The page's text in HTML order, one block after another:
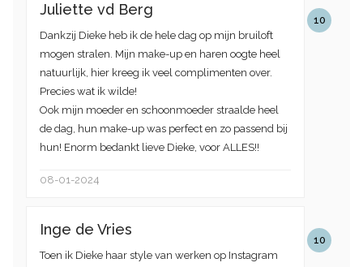
10
Juliette vd Berg
Dankzij Dieke heb ik de hele dag op mijn bruiloft
mogen stralen. Mijn make-up en haren oogte heel
natuurlijk, hier kreeg ik veel complimenten over.
Precies wat ik wilde!
Ook mijn moeder en schoonmoeder straalde heel
de dag, hun make-up was perfect en zo passend bij
hun! Enorm bedankt lieve Dieke, voor ALLES!!
08-01-2024
10
Inge de Vries
Toen ik Dieke haar style van werken op Instagram